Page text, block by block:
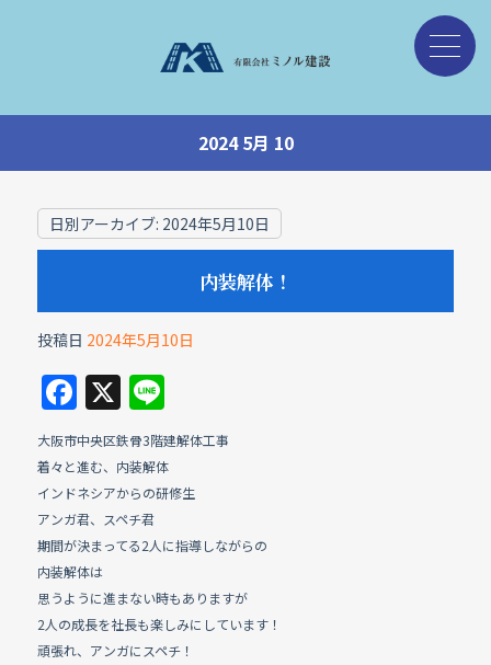
2024 5月 10
日別アーカイブ: 2024年5月10日
内装解体！
投稿日 2024年5月10日
F
a
c
e
b
o
o
k
X Li
n
e
大阪市中央区鉄骨3階建解体工事
着々と進む、内装解体
インドネシアからの研修生
アンガ君、スペチ君
期間が決まってる2人に指導しながらの
内装解体は
思うように進まない時もありますが
2人の成長を社長も楽しみにしています！
頑張れ、アンガにスペチ！